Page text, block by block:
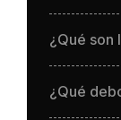
¿Qué son
¿Qué